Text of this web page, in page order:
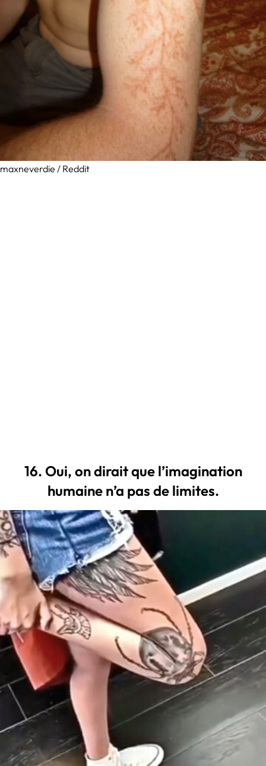
maxneverdie / Reddit
16. Oui, on dirait que l’imagination
humaine n’a pas de limites.